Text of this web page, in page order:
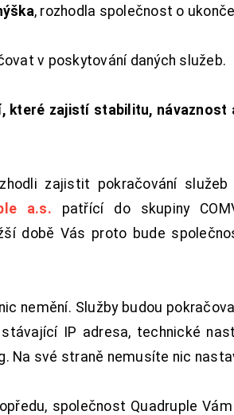
, rozhodla společnost o
v poskytování daných služeb.
které zajistí stabilitu, návaznost
zajistit pokračování
a.s. patřící do skupiny
době Vás proto bude
nemění. Služby budou
IP adresa, technické
Na své straně nemusíte nic
společnost Quadruple